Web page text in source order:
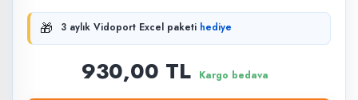
🎁 3 aylık Vidoport Excel paketi hediye
930,00 TL Kargo bedava